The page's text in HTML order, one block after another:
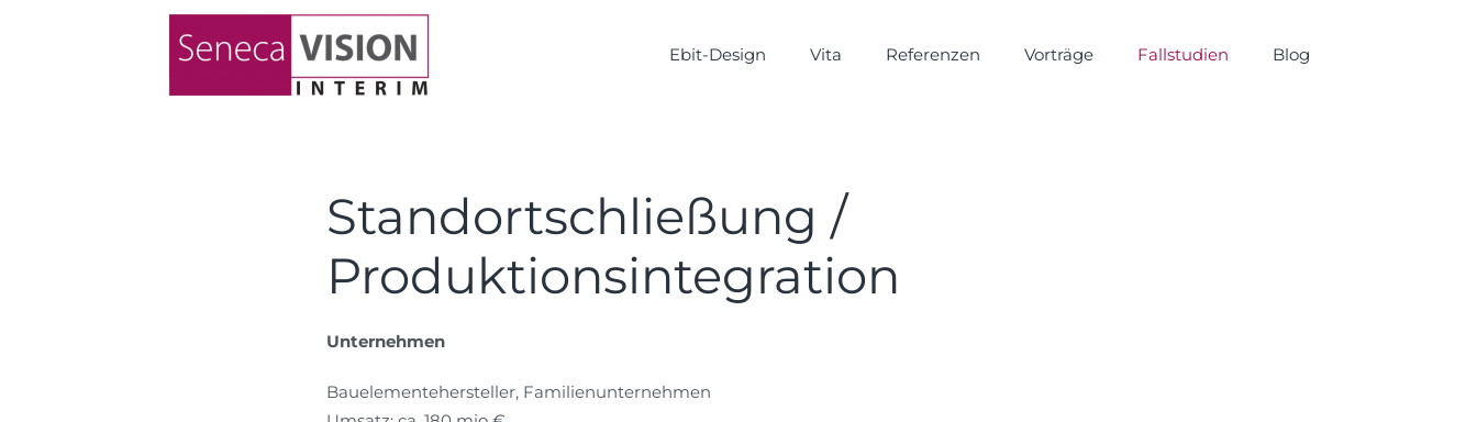
Ebit-Design Vita Referenzen Vorträge Fallstudien Blog
Standortschließung /
Produktionsintegration
Unternehmen
Bauelementehersteller, Familienunternehmen